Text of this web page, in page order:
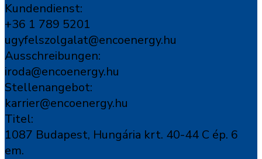
Kundendienst:
+36 1 789 5201
ugyfelszolgalat@encoenergy.hu
Ausschreibungen:
iroda@encoenergy.hu
Stellenangebot:
karrier@encoenergy.hu
Titel:
1087 Budapest, Hungária krt. 40-44 C ép. 6
em.